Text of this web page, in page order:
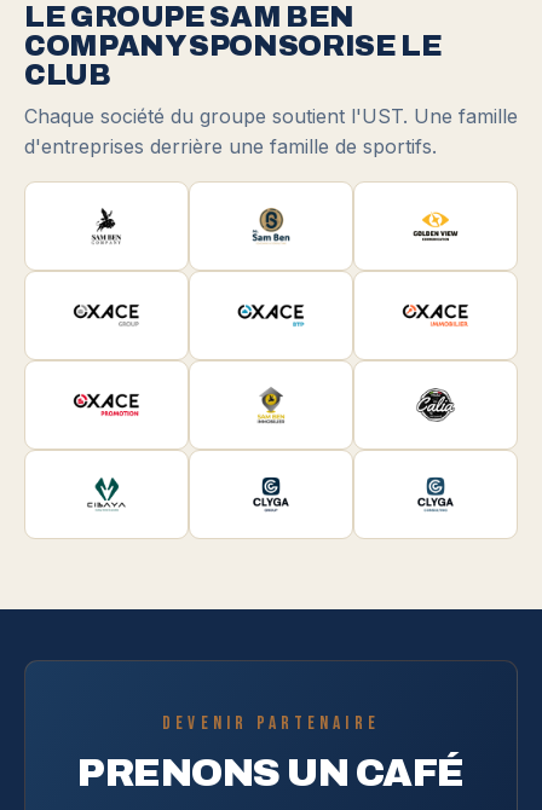
LE GROUPE SAM BEN
COMPANY SPONSORISE LE
CLUB
Chaque société du groupe soutient l'UST. Une famille
d'entreprises derrière une famille de sportifs.
DEVENIR PARTENAIRE
PRENONS UN CAFÉ